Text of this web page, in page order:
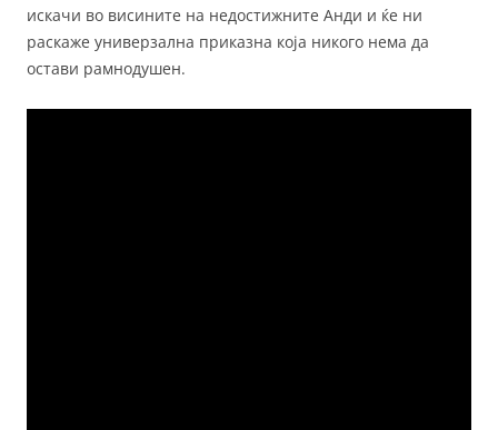
искачи во висините на недостижните Анди и ќе ни
раскаже универзална приказна која никого нема да
остави рамнодушен.